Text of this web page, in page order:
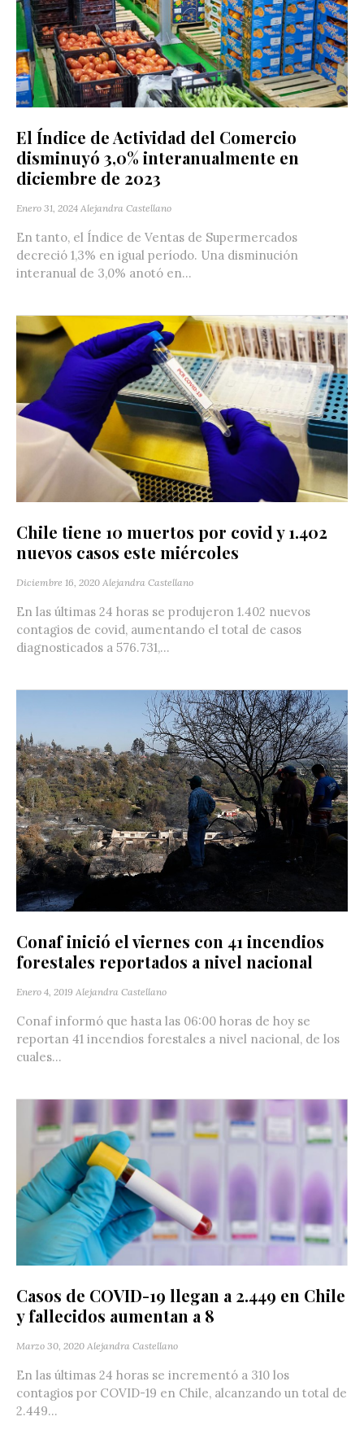
El Índice de Actividad del Comercio
disminuyó 3,0% interanualmente en
diciembre de 2023
Enero 31, 2024 Alejandra Castellano
En tanto, el Índice de Ventas de Supermercados
decreció 1,3% en igual período. Una disminución
interanual de 3,0% anotó en...
Chile tiene 10 muertos por covid y 1.402
nuevos casos este miércoles
Diciembre 16, 2020 Alejandra Castellano
En las últimas 24 horas se produjeron 1.402 nuevos
contagios de covid, aumentando el total de casos
diagnosticados a 576.731,...
Conaf inició el viernes con 41 incendios
forestales reportados a nivel nacional
Enero 4, 2019 Alejandra Castellano
Conaf informó que hasta las 06:00 horas de hoy se
reportan 41 incendios forestales a nivel nacional, de los
cuales...
Casos de COVID-19 llegan a 2.449 en Chile
y fallecidos aumentan a 8
Marzo 30, 2020 Alejandra Castellano
En las últimas 24 horas se incrementó a 310 los
contagios por COVID-19 en Chile, alcanzando un total de
2.449...